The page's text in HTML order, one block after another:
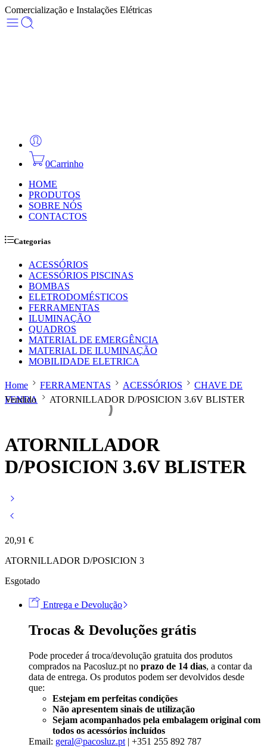
Comercialização e Instalações Elétricas
0Carrinho
HOME
PRODUTOS
SOBRE NÓS
CONTACTOS
Categorias
ACESSÓRIOS
ACESSÓRIOS PISCINAS
BOMBAS
ELETRODOMÉSTICOS
FERRAMENTAS
ILUMINAÇÃO
QUADROS
MATERIAL DE EMERGÊNCIA
MATERIAL DE ILUMINAÇÃO
MOBILIDADE ELETRICA
Home FERRAMENTAS ACESSÓRIOS
CHAVE DE
FENDA
ATORNILLADOR D/POSICION 3.6V BLISTER
Vendido
ATORNILLADOR
D/POSICION 3.6V BLISTER
20,91 €
ATORNILLADOR D/POSICION 3
Esgotado
Entrega e Devolução
Trocas & Devoluções grátis
Pode proceder á troca/devolução gratuita dos produtos
comprados na Pacosluz.pt no prazo de 14 dias, a contar da
data de entrega. Os produtos podem ser devolvidos desde
que:
Estejam em perfeitas condições
Não apresentem sinais de utilização
Sejam acompanhados pela embalagem original com
todos os acessórios incluídos
Email: geral@pacosluz.pt | +351 255 892 787